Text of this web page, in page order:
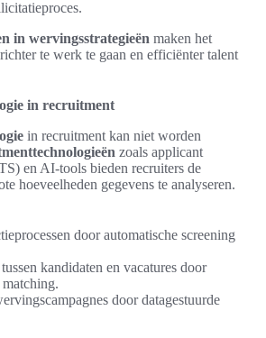
in wervingsstrategieën maken het
te werk te gaan en efficiënter talent
in recruitment
in recruitment kan niet worden
zoals applicant
en AI-tools bieden recruiters de
hoeveelheden gegevens te analyseren.
door automatische screening
kandidaten en vacatures door
door datagestuurde